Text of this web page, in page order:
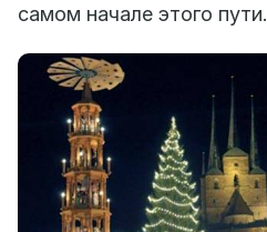
самом начале этого пути.